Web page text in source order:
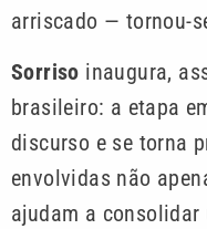
arriscado — tornou-
Sorriso inaugura,
brasileiro: a etapa
discurso e se torna
envolvidas não
ajudam a